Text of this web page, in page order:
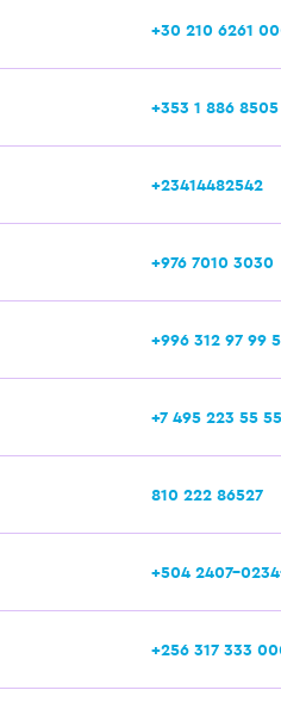
+30 210 6261
+353 1 886 8505
+23414482542
+976 7010 3030
+996 312 97 99
+7 495 223 55 55
810 222 86527
+504 2407-
+256 317 333